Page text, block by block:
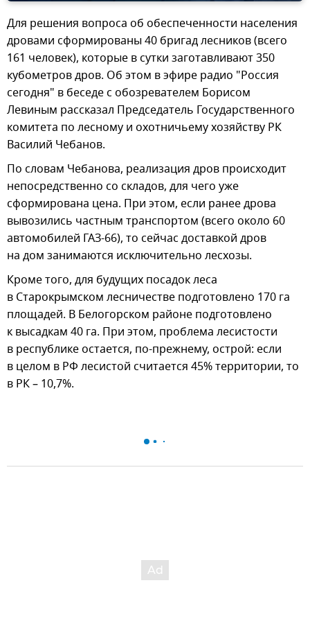
Для решения вопроса об обеспеченности населения
дровами сформированы 40 бригад лесников (всего
161 человек), которые в сутки заготавливают 350
кубометров дров. Об этом в эфире радио "Россия
сегодня" в беседе с обозревателем Борисом
Левиным рассказал Председатель Государственного
комитета по лесному и охотничьему хозяйству РК
Василий Чебанов.
По словам Чебанова, реализация дров происходит
непосредственно со складов, для чего уже
сформирована цена. При этом, если ранее дрова
вывозились частным транспортом (всего около 60
автомобилей ГАЗ-66), то сейчас доставкой дров
на дом занимаются исключительно лесхозы.
Кроме того, для будущих посадок леса
в Старокрымском лесничестве подготовлено 170 га
площадей. В Белогорском районе подготовлено
к высадкам 40 га. При этом, проблема лесистости
в республике остается, по-прежнему, острой: если
в целом в РФ лесистой считается 45% территории, то
в РК – 10,7%.